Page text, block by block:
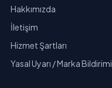
Hakkımızda
İletişim
Hizmet Şartları
Yasal Uyarı / Marka Bildirimi